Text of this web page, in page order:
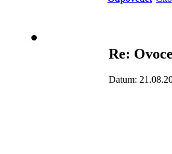
Re:
Datum: